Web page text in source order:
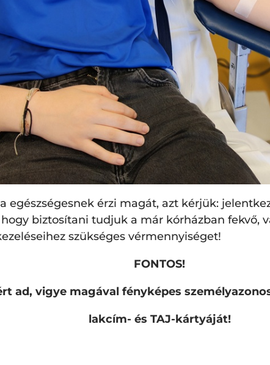
egészségesnek érzi magát, azt kérjük:
biztosítani tudjuk a már kórházban fekvő,
szükséges vérmennyiséget!
FONTOS!
ad, vigye magával fényképes
lakcím- és TAJ-kártyáját!